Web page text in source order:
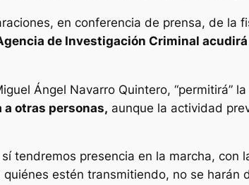
en conferencia de prensa, de la
de Investigación Criminal acudirá
Ángel Navarro Quintero, “permitirá”
a otras personas, aunque la actividad
tendremos presencia en la marcha, con
estén transmitiendo, no se harán